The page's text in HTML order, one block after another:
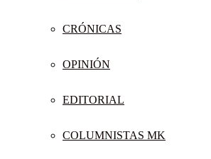
CRÓNICAS
OPINIÓN
EDITORIAL
COLUMNISTAS MK